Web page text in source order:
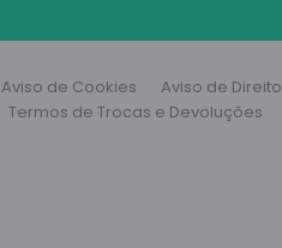
Aviso de Cookies
Aviso de Direito
Termos de Trocas e Devoluções